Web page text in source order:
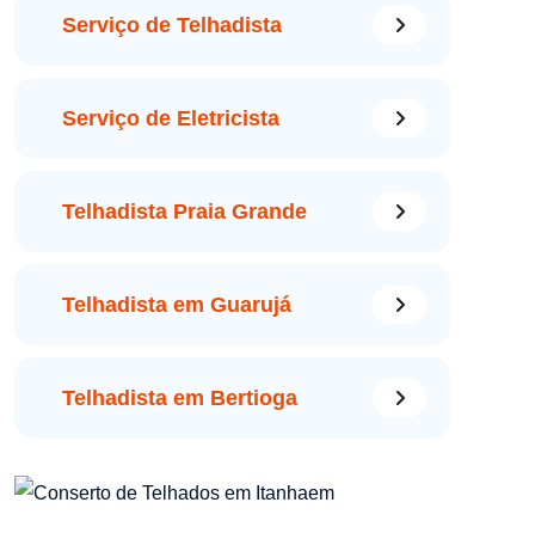
Serviço de Telhadista
Serviço de Eletricista
Telhadista Praia Grande
Telhadista em Guarujá
Telhadista em Bertioga